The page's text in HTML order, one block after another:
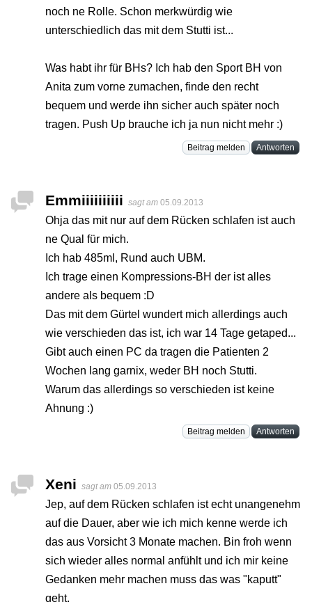
noch ne Rolle. Schon merkwürdig wie
unterschiedlich das mit dem Stutti ist...
Was habt ihr für BHs? Ich hab den Sport BH von
Anita zum vorne zumachen, finde den recht
bequem und werde ihn sicher auch später noch
tragen. Push Up brauche ich ja nun nicht mehr :)
Beitrag melden Antworten
Emmiiiiiiiiii sagt am 05.09.2013
Ohja das mit nur auf dem Rücken schlafen ist auch
ne Qual für mich.
Ich hab 485ml, Rund auch UBM.
Ich trage einen Kompressions-BH der ist alles
andere als bequem :D
Das mit dem Gürtel wundert mich allerdings auch
wie verschieden das ist, ich war 14 Tage getaped...
Gibt auch einen PC da tragen die Patienten 2
Wochen lang garnix, weder BH noch Stutti.
Warum das allerdings so verschieden ist keine
Ahnung :)
Beitrag melden Antworten
Xeni sagt am 05.09.2013
Jep, auf dem Rücken schlafen ist echt unangenehm
auf die Dauer, aber wie ich mich kenne werde ich
das aus Vorsicht 3 Monate machen. Bin froh wenn
sich wieder alles normal anfühlt und ich mir keine
Gedanken mehr machen muss das was "kaputt"
geht.